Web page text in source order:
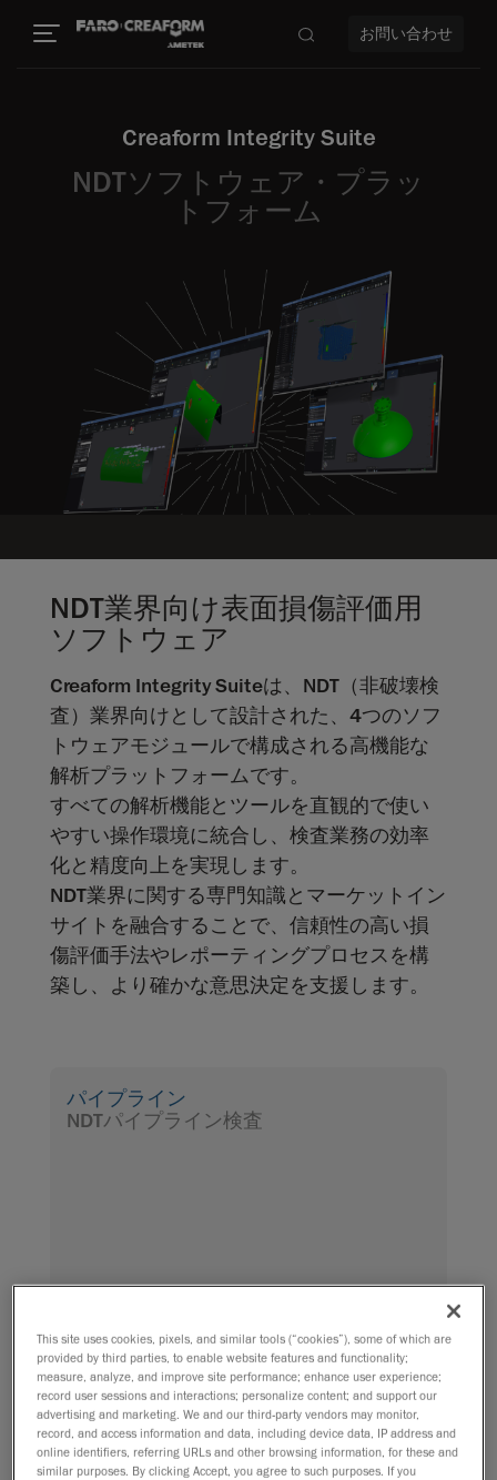
お問い合わせ
Creaform Integrity Suite
NDTソフトウェア・プラッ
トフォーム
NDT業界向け表面損傷評価用
ソフトウェア
Creaform Integrity Suiteは、NDT（非破壊検
査）業界向けとして設計された、4つのソフ
トウェアモジュールで構成される高機能な
解析プラットフォームです。
すべての解析機能とツールを直観的で使い
やすい操作環境に統合し、検査業務の効率
化と精度向上を実現します。
NDT業界に関する専門知識とマーケットイン
サイトを融合することで、信頼性の高い損
傷評価手法やレポーティングプロセスを構
築し、より確かな意思決定を支援します。
パイプライン
NDTパイプライン検査
This site uses cookies, pixels, and similar tools (“cookies”), some of which are
provided by third parties, to enable website features and functionality;
measure, analyze, and improve site performance; enhance user experience;
record user sessions and interactions; personalize content; and support our
advertising and marketing. We and our third-party vendors may monitor,
record, and access information and data, including device data, IP address and
online identifiers, referring URLs and other browsing information, for these and
similar purposes. By clicking Accept, you agree to such purposes. If you